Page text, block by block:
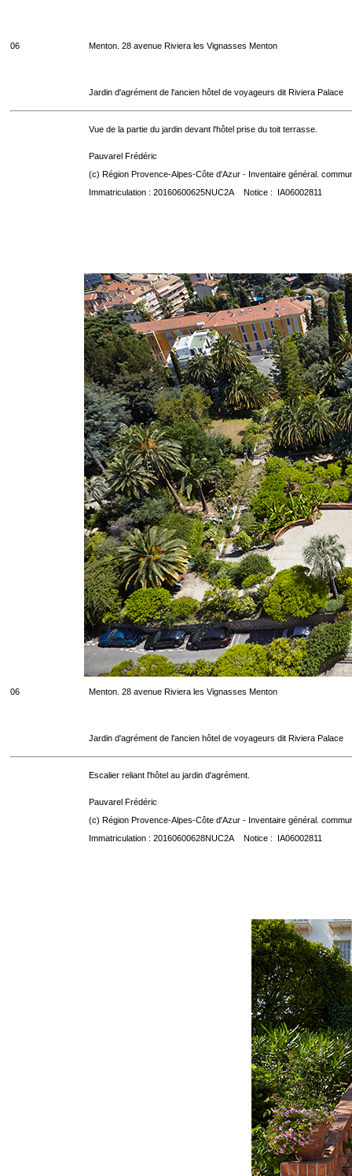
06 Menton. 28 avenue Riviera les Vignasses Menton
Jardin d'agrément de l'ancien hôtel de voyageurs dit Riviera Palace
Vue de la partie du jardin devant l'hôtel prise du toit terrasse.
Pauvarel Frédéric
(c) Région Provence-Alpes-Côte d'Azur - Inventaire général.
Immatriculation : 20160600625NUC2A Notice : IA06002811
06 Menton. 28 avenue Riviera les Vignasses Menton
Jardin d'agrément de l'ancien hôtel de voyageurs dit Riviera Palace
Escalier reliant l'hôtel au jardin d'agrément.
Pauvarel Frédéric
(c) Région Provence-Alpes-Côte d'Azur - Inventaire général.
Immatriculation : 20160600628NUC2A Notice : IA06002811